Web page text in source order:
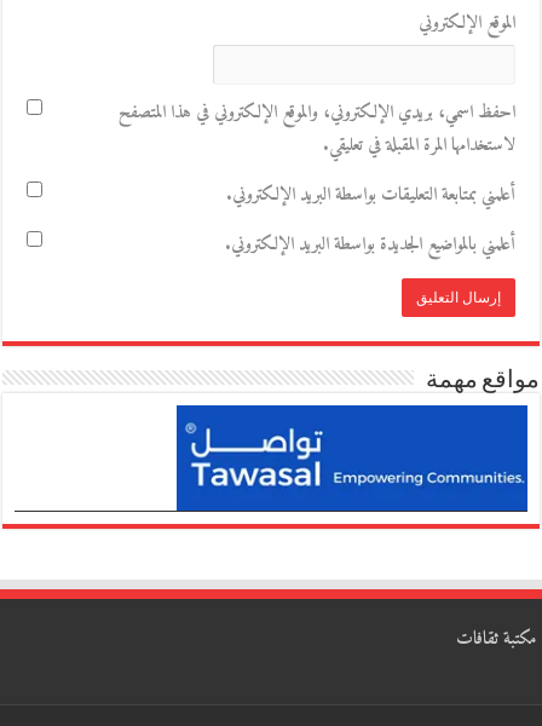
الموقع الإلكتروني
احفظ اسمي، بريدي الإلكتروني، والموقع الإلكتروني في هذا المتصفح
لاستخدامها المرة المقبلة في تعليقي.
أعلمني بمتابعة التعليقات بواسطة البريد الإلكتروني.
أعلمني بالمواضيع الجديدة بواسطة البريد الإلكتروني.
مواقع مهمة
مكتبة ثقافات